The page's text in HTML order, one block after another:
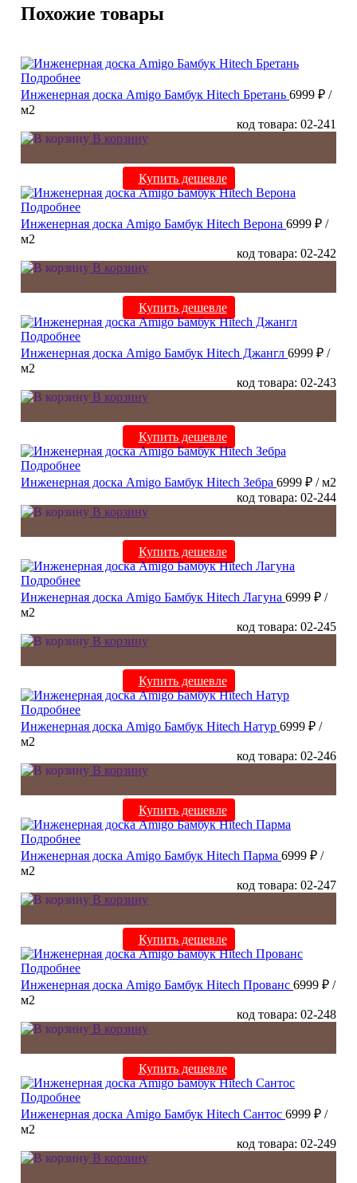
Похожие товары
Подробнее
Инженерная доска Amigo Бамбук Hitech Бретань 6999 ₽ /
м2
код товара: 02-241
В корзину
Купить дешевле
Подробнее
Инженерная доска Amigo Бамбук Hitech Верона 6999 ₽ /
м2
код товара: 02-242
В корзину
Купить дешевле
Подробнее
Инженерная доска Amigo Бамбук Hitech Джангл 6999 ₽ /
м2
код товара: 02-243
В корзину
Купить дешевле
Подробнее
Инженерная доска Amigo Бамбук Hitech Зебра 6999 ₽ / м2
код товара: 02-244
В корзину
Купить дешевле
Подробнее
Инженерная доска Amigo Бамбук Hitech Лагуна 6999 ₽ /
м2
код товара: 02-245
В корзину
Купить дешевле
Подробнее
Инженерная доска Amigo Бамбук Hitech Натур 6999 ₽ /
м2
код товара: 02-246
В корзину
Купить дешевле
Подробнее
Инженерная доска Amigo Бамбук Hitech Парма 6999 ₽ /
м2
код товара: 02-247
В корзину
Купить дешевле
Подробнее
Инженерная доска Amigo Бамбук Hitech Прованс 6999 ₽ /
м2
код товара: 02-248
В корзину
Купить дешевле
Подробнее
Инженерная доска Amigo Бамбук Hitech Сантос 6999 ₽ /
м2
код товара: 02-249
В корзину